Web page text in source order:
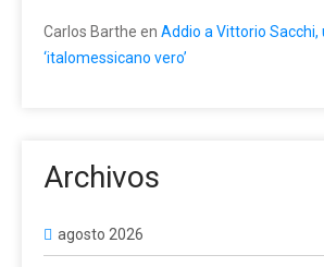
Carlos Barthe en Addio a Vittorio Sacchi,
‘italomessicano vero’
Archivos
agosto 2026